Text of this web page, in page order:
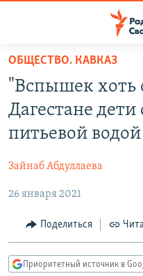
упрощенного
доступа
Вернуться
основному
Вернутся
навигации
Вернутся
ПРОГРАММЫ
АВТОРСКИЕ ПРОЕКТЫ
МНЕНИЯ
КУЛЬТУРА
IDEL.РЕАЛИИ
ОБЩЕСТВО. КАВКАЗ
"Вспышек хоть
Дагестане дети
питьевой водой
Зайнаб Абдуллаева
26 января 2021
Поделиться
Приоритетный источник в